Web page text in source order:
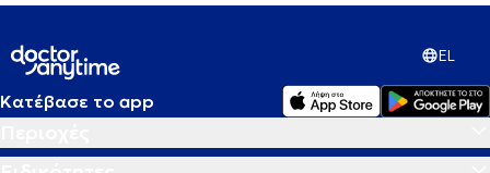
EL
Κατέβασε το app